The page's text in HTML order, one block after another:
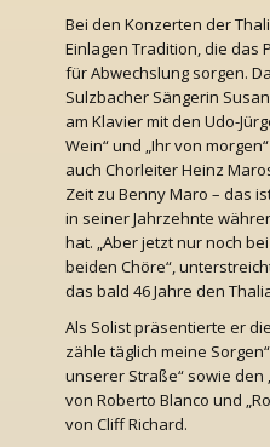
Bei den Konzerten der
Einlagen Tradition, die das
für Abwechslung sorgen.
Sulzbacher Sängerin
am Klavier mit den Udo-
Wein“ und „Ihr von
auch Chorleiter Heinz
Zeit zu Benny Maro – das
in seiner Jahrzehnte
hat. „Aber jetzt nur noch
beiden Chöre“,
das bald 46 Jahre den
Als Solist präsentierte er
zähle täglich meine
unserer Straße“ sowie den
von Roberto Blanco und
von Cliff Richard.